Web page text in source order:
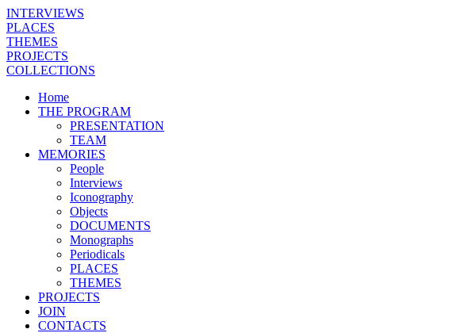
INTERVIEWS
PLACES
THEMES
PROJECTS
COLLECTIONS
Home
THE PROGRAM
PRESENTATION
TEAM
MEMORIES
People
Interviews
Iconography
Objects
DOCUMENTS
Monographs
Periodicals
PLACES
THEMES
PROJECTS
JOIN
CONTACTS